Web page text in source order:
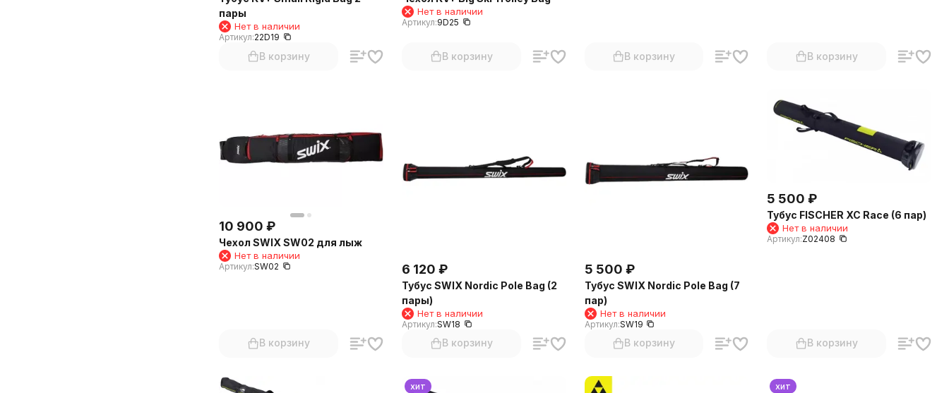
пары
Нет в наличии
Артикул:22D19
В корзину
Нет в наличии
Артикул:9D25
В корзину В корзину В корзину
10 900 ₽
Чехол SWIX SW02 для лыж
Нет в наличии
Артикул:SW02
В корзину
6 120 ₽
Тубус SWIX Nordic Pole Bag (2
пары)
Нет в наличии
Артикул:SW18
В корзину
5 500 ₽
Тубус SWIX Nordic Pole Bag (7
пар)
Нет в наличии
Артикул:SW19
В корзину
5 500 ₽
Тубус FISCHER XC Race (6 пар)
Нет в наличии
Артикул:Z02408
В корзину
хит хит